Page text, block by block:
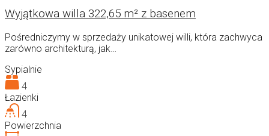
Wyjątkowa willa 322,65 m² z basenem
Pośredniczymy w sprzedaży unikatowej willi, która zachwyca
zarówno architekturą, jak…
Sypialnie
4
Łazienki
4
Powierzchnia